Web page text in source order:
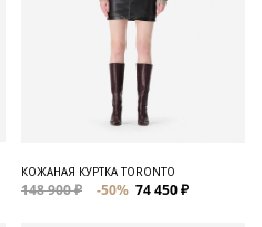
КОЖАНАЯ КУРТКА TORONTO
148 900 ₽ -50% 74 450 ₽